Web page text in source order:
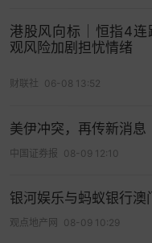
糕，”Fivestar
资组合经理Hideo
币政策急剧转变的
份。”
太平洋投资管理公
Michael Cudzil表示
——本月可能达到
趋势。”
港股风向标｜恒指4连
观风险加剧担忧情绪
财联社 06-08 13:52
美伊冲突，再传新消息
中国证券报 08-09 12:10
银河娱乐与蚂蚁银行
观点地产网 08-09 10:29